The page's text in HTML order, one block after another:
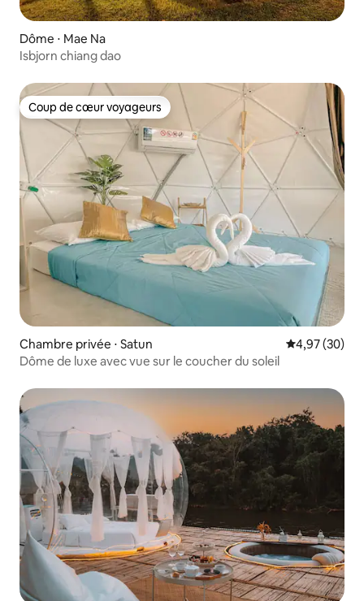
Dôme ⋅ Mae Na
Isbjorn chiang dao
Coup de cœur voyageurs
Coup de cœur voyageurs
Chambre privée ⋅ Satun Évaluation
4,97 (30)
Dôme de luxe avec vue sur le coucher du soleil